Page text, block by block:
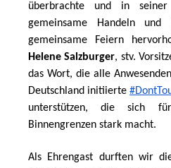
überbrachte und in
gemeinsame Handeln
Helene Salzburger, stv.
das Wort, die alle
Deutschland initiierte
unterstützen, die sich
Binnengrenzen stark macht.
Als Ehrengast durften wir